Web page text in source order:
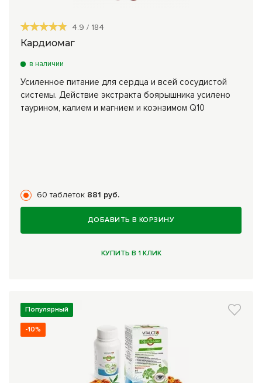
4.9 / 184
Кардиомаг
в наличии
Усиленное питание для сердца и всей сосудистой
системы. Действие экстракта боярышника усилено
таурином, калием и магнием и коэнзимом Q10
60 таблеток 881 руб.
ДОБАВИТЬ В КОРЗИНУ
КУПИТЬ В 1 КЛИК
Популярный
-10%